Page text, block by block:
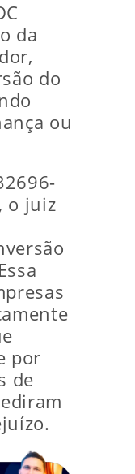
da
do
ou
o juiz
por
de